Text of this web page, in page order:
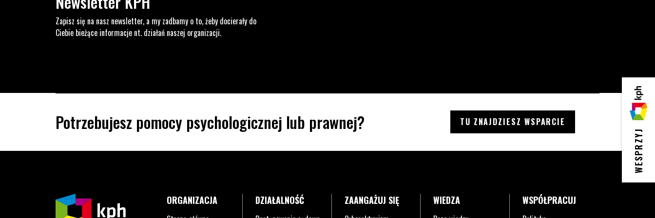
WESPRZYJ
KPH
Zapisz się na nasz newsletter, a my zadbamy o to, żeby docierały do
Ciebie bieżące informacje nt. działań naszej organizacji.
Potrzebujesz pomocy psychologicznej lub prawnej? TU ZNAJDZIESZ WSPARCIE
ORGANIZACJA DZIAŁALNOŚĆ ZAANGAŻUJ SIĘ WIEDZA WSPÓŁPRACUJ